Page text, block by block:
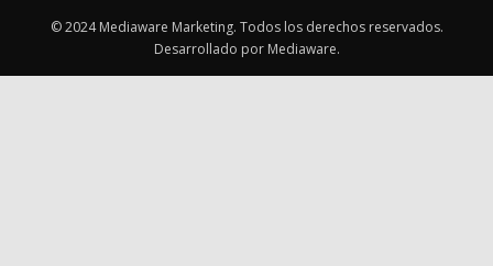
© 2024 Mediaware Marketing. Todos los derechos reservados.
Desarrollado por Mediaware.